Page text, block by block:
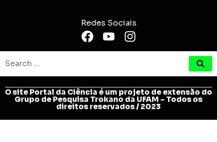
Redes Sociais
O site Portal da Ciência é um projeto de extensão do
Grupo de Pesquisa Trokano da UFAM - Todos os
direitos reservados / 2023